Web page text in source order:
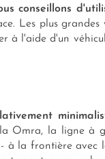
conseillons
Les plus
à l'aide d'un
Omra, la ligne à
à la frontière avec